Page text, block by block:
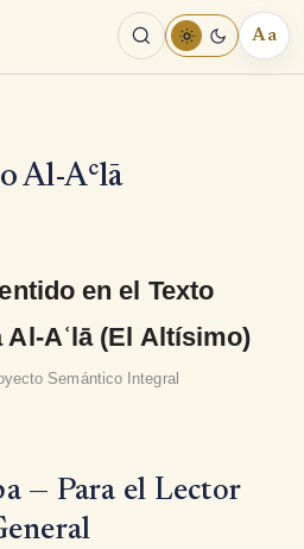
Aa
Al-Aʿlā
en el Texto
Aʿlā (El Altísimo)
Semántico Integral
— Para el Lector